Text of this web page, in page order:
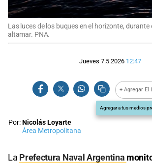
Las luces de los buques en el horizonte, durante
altamar. PNA.
Jueves 7.5.2026 12:47
+ Agregar El
Agregar a tus medios
Por:Nicolás Loyarte
Área Metropolitana
La Prefectura Naval Argentina